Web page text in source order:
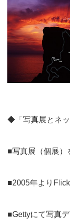
◆「写真展とネッ
■写真展（個展）
■2005年より
■Gettyにて写真